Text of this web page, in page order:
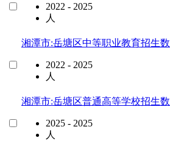
2022 - 2025
人
湘潭市:岳塘区中等职业教育招生数
2022 - 2025
人
湘潭市:岳塘区普通高等学校招生数
2025 - 2025
人